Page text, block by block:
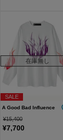
SALE
在庫無し
A Good Bad Influence
¥15,400
¥7,700